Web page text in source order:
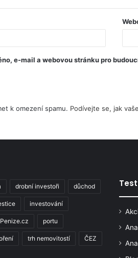
e-mail a webovou stránku pro
k omezení spamu. Podívejte se, jak
drobní investoři důchod
investování
Penize.cz portu
trh nemovitostí ČEZ